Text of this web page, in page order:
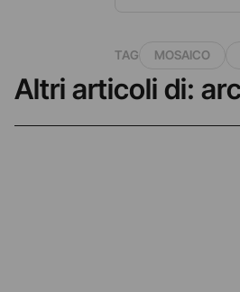
TAG MOSAICO
Altri articoli di: